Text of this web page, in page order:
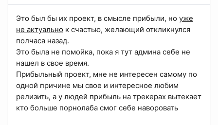
Это был бы их проект, в смысле прибыли, но уже
не актуально к счастью, желающий откликнулся
полчаса назад.
Это была не помойка, пока я тут админа себе не
нашел в свое время.
Прибыльный проект, мне не интересен самому по
одной причине мы свое и интересное любим
релизить, а у людей прибыль на трекерах вытекает
кто больше порнолаба смог себе наворовать